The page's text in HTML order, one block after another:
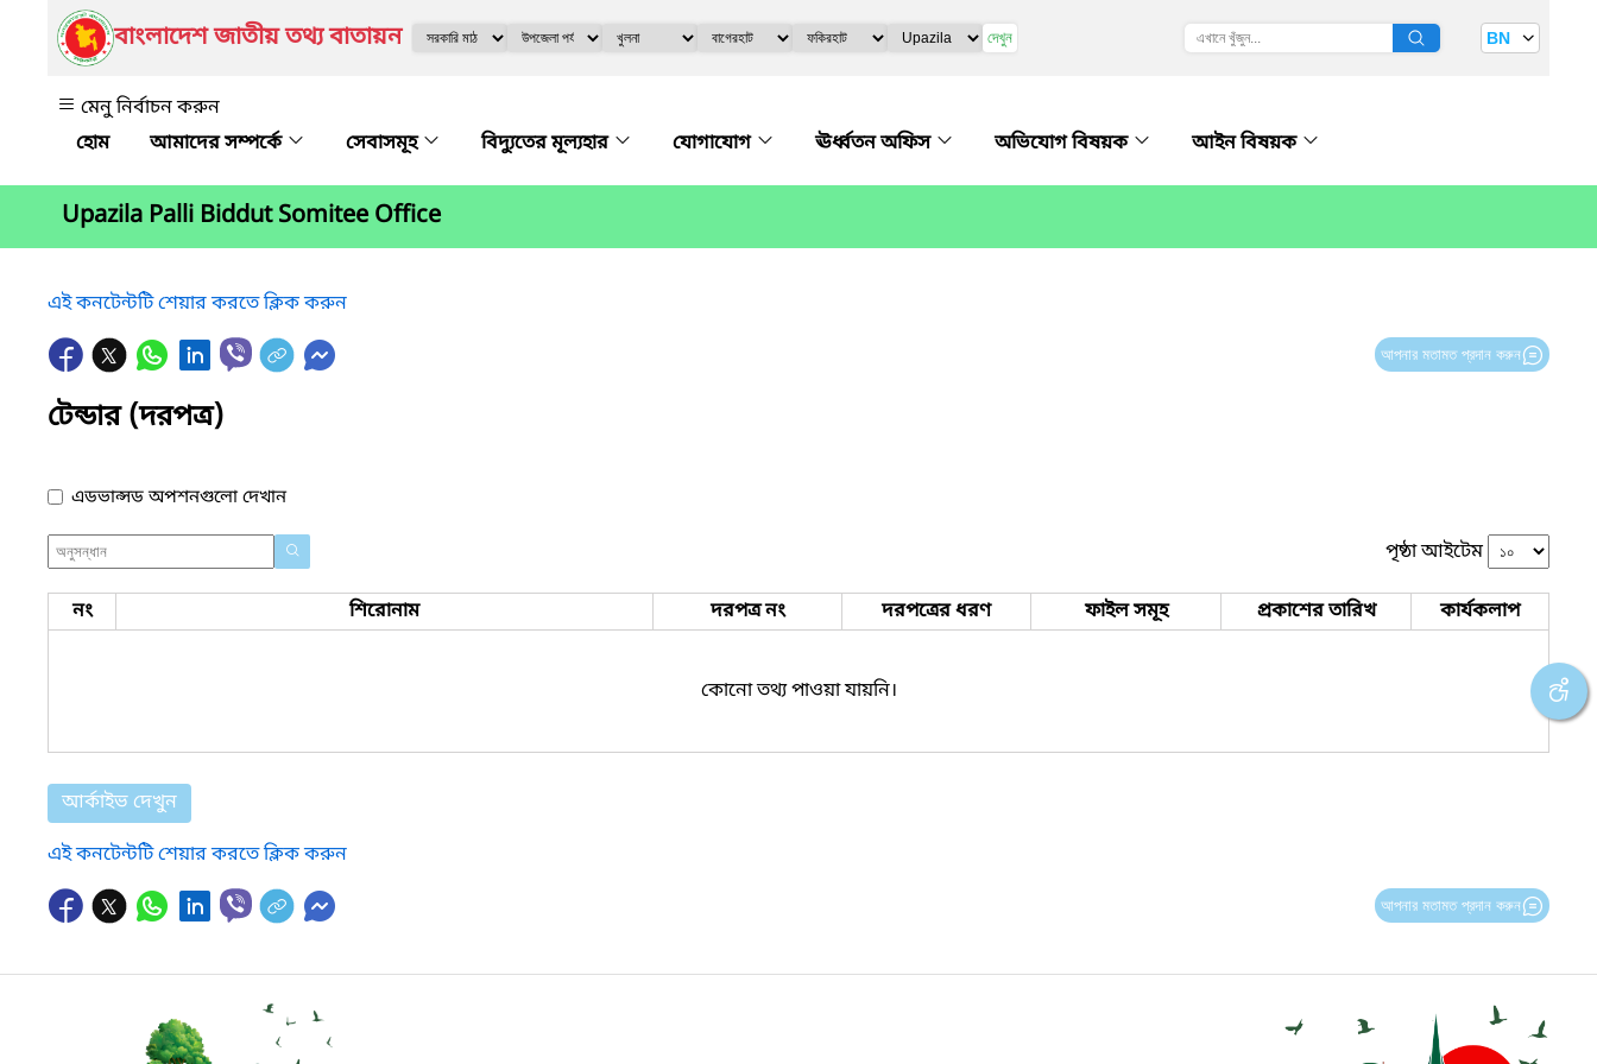
বাংলাদেশ জাতীয় তথ্য বাতায়ন দেখুন BN
মেনু নির্বাচন করুন
আমাদের সম্পর্কে
সেবাসমূহ বিদ্যুতের মূল্যহার যোগাযোগ ঊর্ধ্বতন অফিস অভিযোগ বিষয়ক আইন বিষয়ক
Upazila Palli Biddut Somitee Office
এই কনটেন্টটি শেয়ার করতে ক্লিক করুন
আপনার মতামত প্রদান করুন
টেন্ডার (দরপত্র)
এডভান্সড অপশনগুলো দেখান
পৃষ্ঠা আইটেম
নং শিরোনাম দরপত্র নং দরপত্রের ধরণ ফাইল সমূহ প্রকাশের তারিখ কার্যকলাপ
কোনো তথ্য পাওয়া যায়নি।
আর্কাইভ দেখুন
এই কনটেন্টটি শেয়ার করতে ক্লিক করুন
আপনার মতামত প্রদান করুন